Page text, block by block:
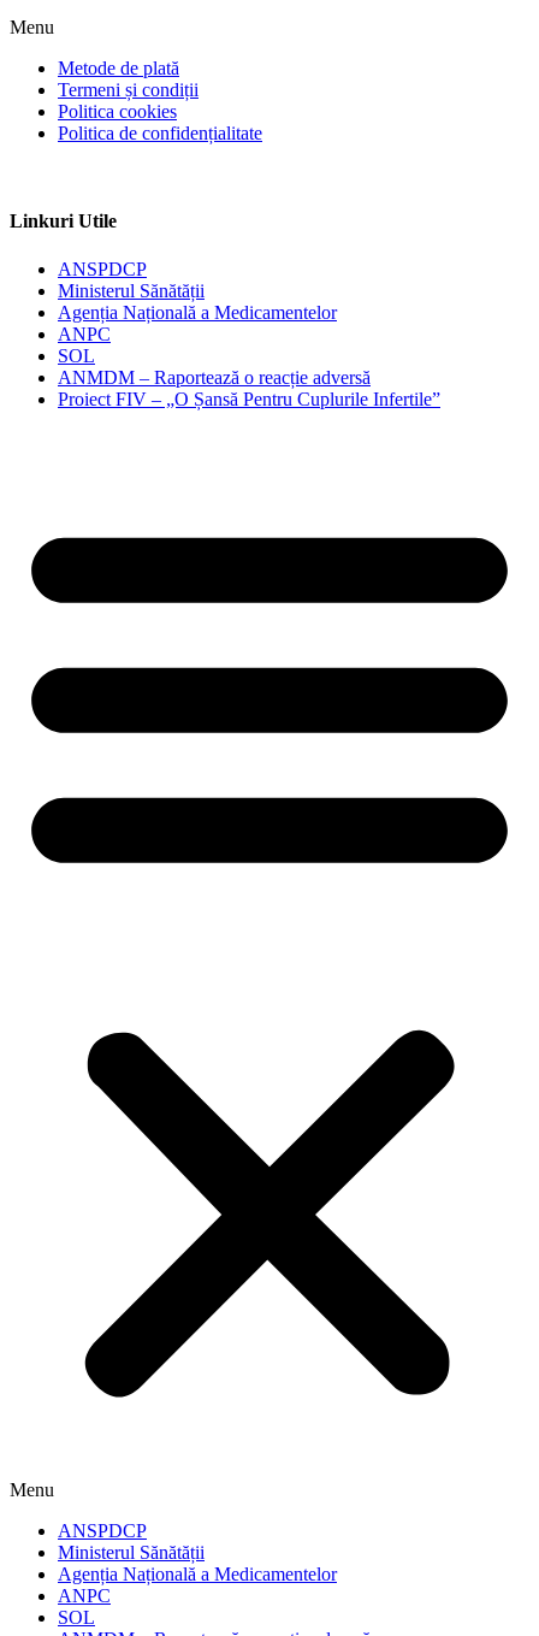
Menu
Metode de plată
Termeni și condiții
Politica cookies
Politica de confidențialitate
Linkuri Utile
ANSPDCP
Ministerul Sănătății
Agenția Națională a Medicamentelor
ANPC
SOL
ANMDM – Raportează o reacție adversă
Proiect FIV – „O Șansă Pentru Cuplurile Infertile”
Menu
ANSPDCP
Ministerul Sănătății
Agenția Națională a Medicamentelor
ANPC
SOL